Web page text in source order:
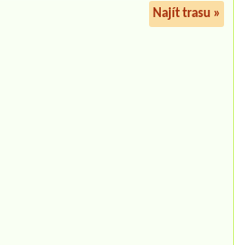
Najít trasu »